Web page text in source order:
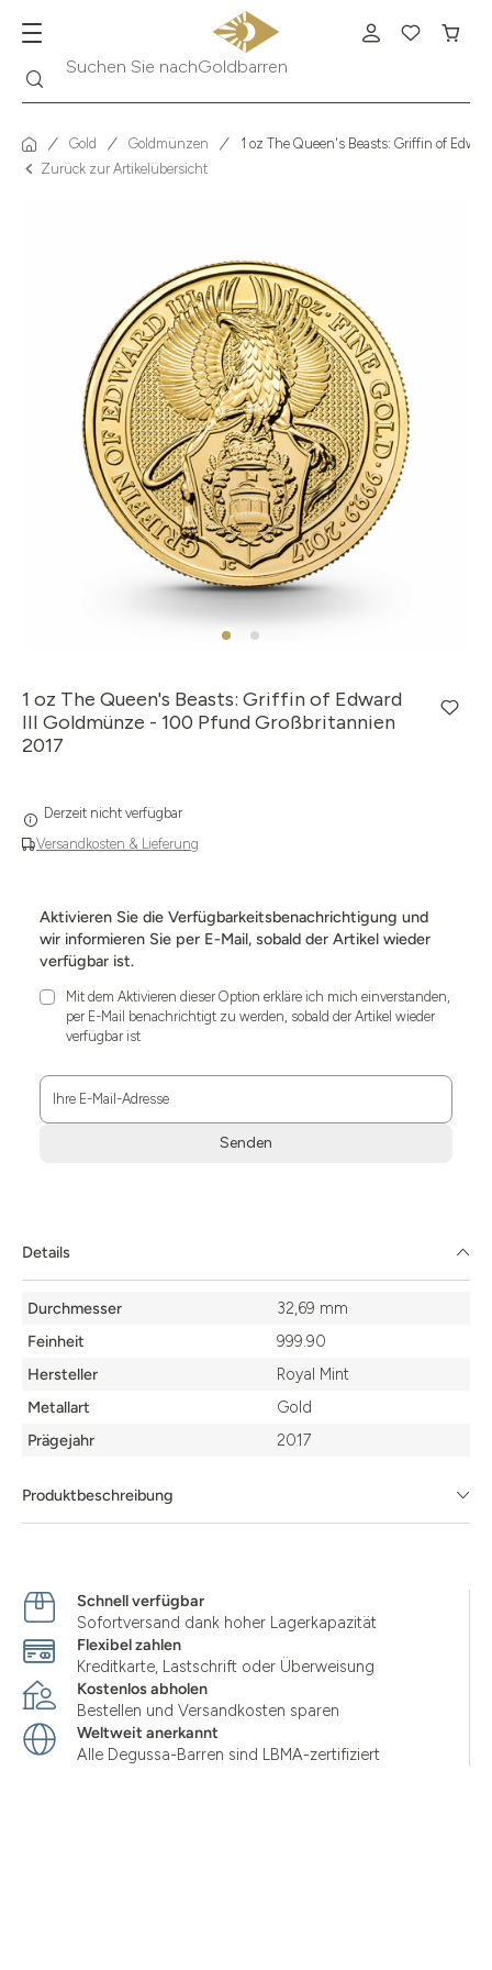
Suchen Sie nach
Gold Goldmünzen
1 oz The Queen's Beasts: Griffin of
Zurück zur Artikelübersicht
1 oz The Queen's Beasts: Griffin of Edward
III Goldmünze - 100 Pfund Großbritannien
2017
Versandkosten & Lieferung
Derzeit nicht verfügbar
Aktivieren Sie die Verfügbarkeitsbenachrichtigung und
wir informieren Sie per E-Mail, sobald der Artikel wieder
verfügbar ist.
Mit dem Aktivieren dieser Option erkläre ich mich einverstanden,
per E-Mail benachrichtigt zu werden, sobald der Artikel wieder
verfügbar ist
Ihre E-Mail-Adresse
Senden
die
Zustimmung
aktivieren.
Details
Produktbeschreibung
Details
Durchmesser
32,69 mm
Feinheit
999.90
Hersteller
Royal Mint
Metallart
Gold
Prägejahr
2017
Schnell verfügbar
Sofortversand dank hoher Lagerkapazität
Flexibel zahlen
Kreditkarte, Lastschrift oder Überweisung
Kostenlos abholen
Bestellen und Versandkosten sparen
Weltweit anerkannt
Alle Degussa-Barren sind LBMA-zertifiziert